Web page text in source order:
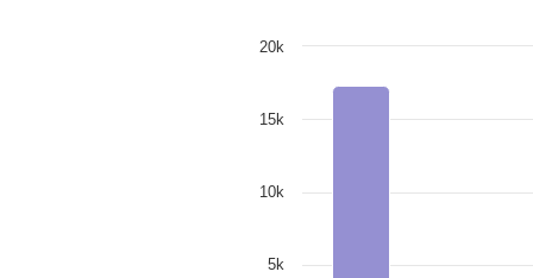
5k
10k
15k
20k